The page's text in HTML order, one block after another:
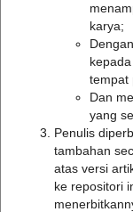
karya;
tempat
Dan
yang
Penulis
tambahan
atas versi
ke repositori